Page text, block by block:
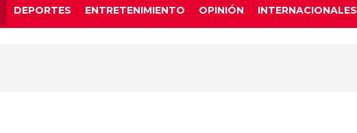
DEPORTES ENTRETENIMIENTO OPINIÓN INTERNACIONALES